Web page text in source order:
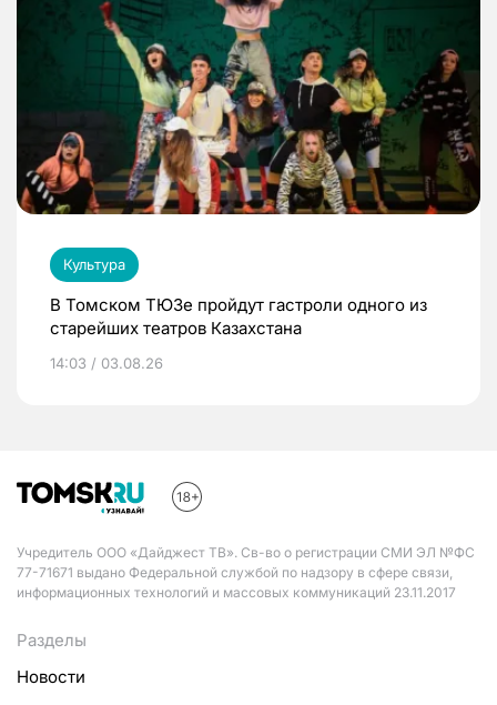
Культура
В Томском ТЮЗе пройдут гастроли одного из
старейших театров Казахстана
14:03 / 03.08.26
Учредитель ООО «Дайджест ТВ». Св-во о регистрации СМИ ЭЛ №ФС
77-71671 выдано Федеральной службой по надзору в сфере связи,
информационных технологий и массовых коммуникаций 23.11.2017
Разделы
Новости